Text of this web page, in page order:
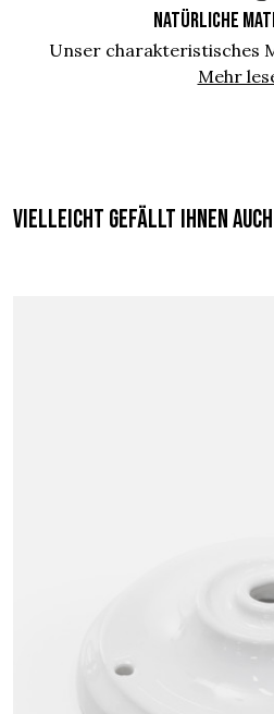
NATÜRLICHE
Unser charakteristisches
Mehr
Vielleicht gefällt Ihnen auch